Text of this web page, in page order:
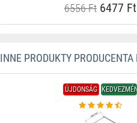
6556 Ft6477 Ft
INNE PRODUKTY
ÚJDONSÁG